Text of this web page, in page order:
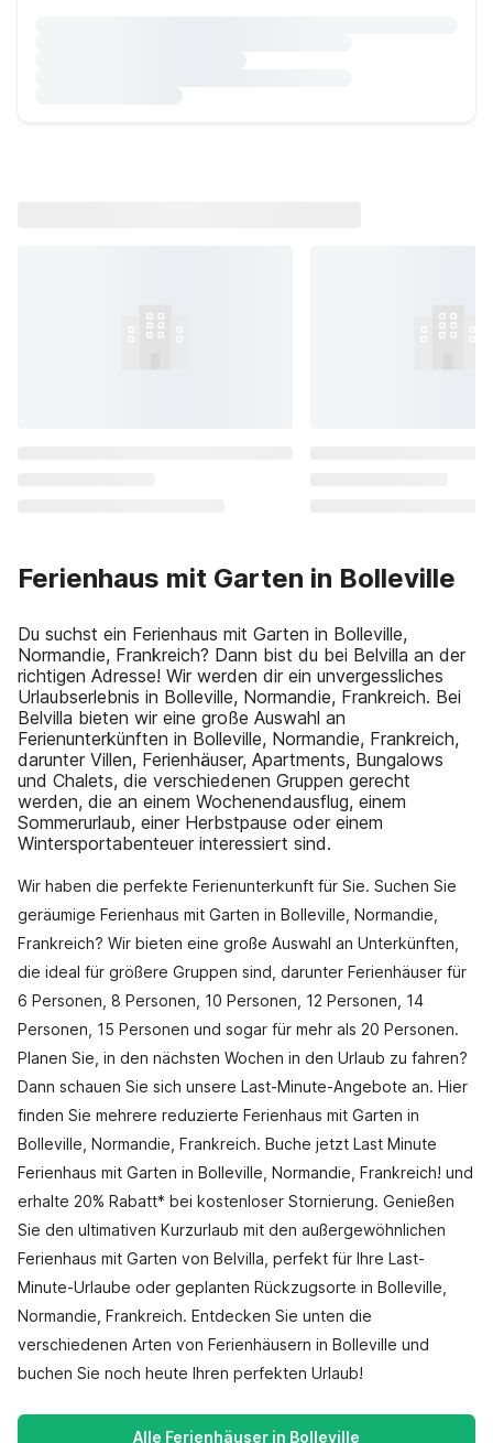
Ferienhaus mit Garten in Bolleville
Du suchst ein Ferienhaus mit Garten in Bolleville,
Normandie, Frankreich? Dann bist du bei Belvilla an der
richtigen Adresse! Wir werden dir ein unvergessliches
Urlaubserlebnis in Bolleville, Normandie, Frankreich. Bei
Belvilla bieten wir eine große Auswahl an
Ferienunterkünften in Bolleville, Normandie, Frankreich,
darunter Villen, Ferienhäuser, Apartments, Bungalows
und Chalets, die verschiedenen Gruppen gerecht
werden, die an einem Wochenendausflug, einem
Sommerurlaub, einer Herbstpause oder einem
Wintersportabenteuer interessiert sind.
Wir haben die perfekte Ferienunterkunft für Sie. Suchen Sie
geräumige Ferienhaus mit Garten in Bolleville, Normandie,
Frankreich? Wir bieten eine große Auswahl an Unterkünften,
die ideal für größere Gruppen sind, darunter Ferienhäuser für
6 Personen, 8 Personen, 10 Personen, 12 Personen, 14
Personen, 15 Personen und sogar für mehr als 20 Personen.
Planen Sie, in den nächsten Wochen in den Urlaub zu fahren?
Dann schauen Sie sich unsere Last-Minute-Angebote an. Hier
finden Sie mehrere reduzierte Ferienhaus mit Garten in
Bolleville, Normandie, Frankreich. Buche jetzt Last Minute
Ferienhaus mit Garten in Bolleville, Normandie, Frankreich! und
erhalte 20% Rabatt* bei kostenloser Stornierung. Genießen
Sie den ultimativen Kurzurlaub mit den außergewöhnlichen
Ferienhaus mit Garten von Belvilla, perfekt für Ihre Last-
Minute-Urlaube oder geplanten Rückzugsorte in Bolleville,
Normandie, Frankreich. Entdecken Sie unten die
verschiedenen Arten von Ferienhäusern in Bolleville und
buchen Sie noch heute Ihren perfekten Urlaub!
Alle Ferienhäuser in Bolleville